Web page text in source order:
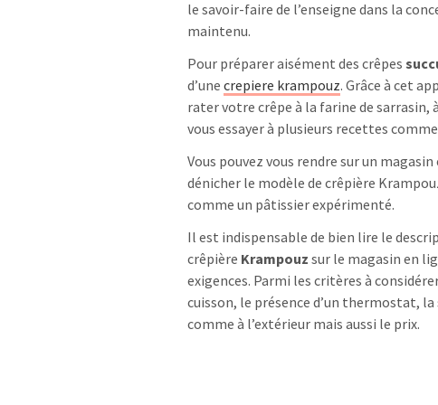
le savoir-faire de l’enseigne dans la
maintenu.
Pour préparer aisément des crêpes
d’une crepiere krampouz. Grâce à cet
rater votre crêpe à la farine de
vous essayer à plusieurs recettes
Vous pouvez vous rendre sur un
dénicher le modèle de crêpière
comme un pâtissier expérimenté.
Il est indispensable de bien lire le
crêpière Krampouz sur le magasin en
exigences. Parmi les critères à
cuisson, le présence d’un thermostat,
comme à l’extérieur mais aussi le prix.